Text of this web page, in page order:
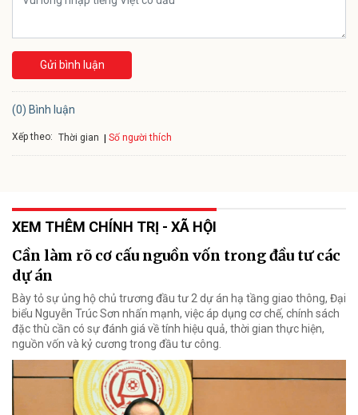
Gửi bình luận
(0) Bình luận
Xếp theo: Thời gian Số người thích
XEM THÊM CHÍNH TRỊ - XÃ HỘI
Cần làm rõ cơ cấu nguồn vốn trong đầu tư các
dự án
Bày tỏ sự ủng hộ chủ trương đầu tư 2 dự án hạ tầng giao thông, Đại
biểu Nguyễn Trúc Sơn nhấn mạnh, việc áp dụng cơ chế, chính sách
đặc thù cần có sự đánh giá về tính hiệu quả, thời gian thực hiện,
nguồn vốn và kỷ cương trong đầu tư công.